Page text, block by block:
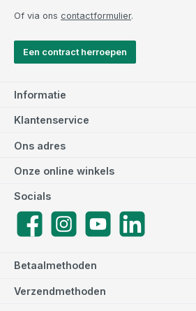
Of via ons contactformulier.
Een contract herroepen
Informatie
Klantenservice
Betaalmethoden
Verzendmethoden
Ons adres
Socials
FacebookInstagramYouTube
Onze online winkels